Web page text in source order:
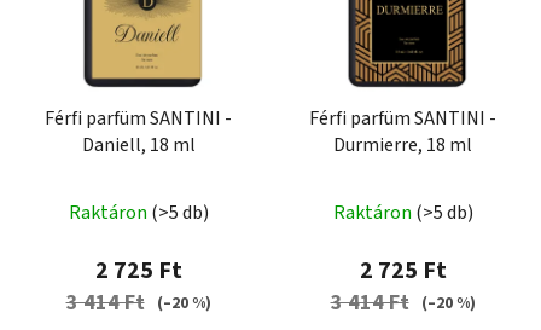
Férfi parfüm SANTINI -
Daniell, 18 ml
Raktáron (>5 db)
2 725 Ft
3 414 Ft (–20 %)
Férfi parfüm SANTINI -
Durmierre, 18 ml
Raktáron (>5 db)
2 725 Ft
3 414 Ft (–20 %)